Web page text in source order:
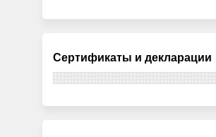
Сертификаты и декларации